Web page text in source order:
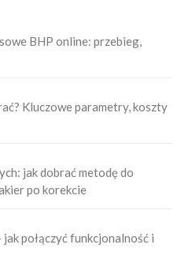
BHP online: przebieg,
Kluczowe parametry, koszty
jak dobrać metodę do
po korekcie
połączyć funkcjonalność i